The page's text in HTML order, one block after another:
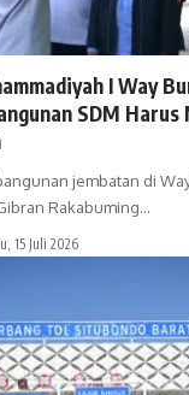
I Way
SDM Harus
jembatan di
Rakabuming…
15 Juli 2026